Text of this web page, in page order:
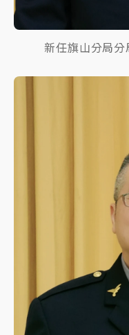
新任旗山分局